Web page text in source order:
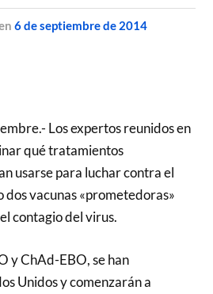
6 de septiembre de 2014
Los expertos reunidos en
qué tratamientos
usarse para luchar contra el
vacunas «prometedoras»
contagio del virus.
y ChAd-EBO, se han
Unidos y comenzarán a